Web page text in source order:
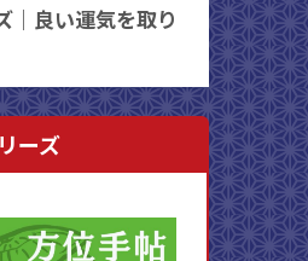
｜良い運気を取り
ーズ